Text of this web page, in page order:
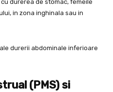
durerea de stomac, femeile
in zona inghinala sau in
durerii abdominale inferioare
(PMS) si